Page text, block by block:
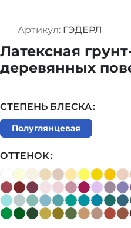
Артикул: ГЭДЕРЛ
Латексная
деревянных
СТЕПЕНЬ БЛЕСКА
Полуглянцевая
ОТТЕНОК